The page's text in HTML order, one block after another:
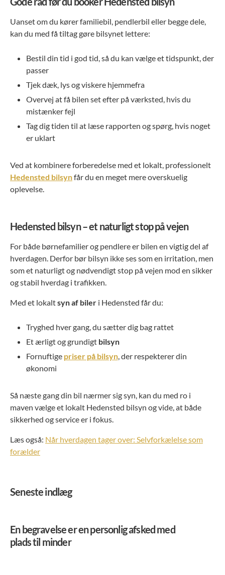
Uanset om du kører familiebil, pendlerbil eller begge dele,
kan du med få tiltag gøre bilsynet lettere:
Bestil din tid i god tid, så du kan vælge et tidspunkt, der
passer
Tjek dæk, lys og viskere hjemmefra
Overvej at få bilen set efter på værksted, hvis du
mistænker fejl
Tag dig tiden til at læse rapporten og spørg, hvis noget
er uklart
Ved at kombinere forberedelse med et lokalt, professionelt
Hedensted bilsynfår du en meget mere overskuelig
oplevelse.
Hedensted bilsyn – et naturligt stop på vejen
For både børnefamilier og pendlere er bilen en vigtig del af
hverdagen. Derfor bør bilsyn ikke ses som en irritation, men
som et naturligt og nødvendigt stop på vejen mod en sikker
og stabil hverdag i trafikken.
Med et lokaltsyn af biler i Hedensted får du:
Tryghed hver gang, du sætter dig bag rattet
Et ærligt og grundigt bilsyn
Fornuftige priser på bilsyn, der respekterer din
økonomi
Så næste gang din bil nærmer sig syn, kan du med ro i
maven vælge et lokalt Hedensted bilsyn og vide, at både
sikkerhed og service er i fokus.
Læs også: Når hverdagen tager over: Selvforkælelse som
forælder
Seneste indlæg
En begravelse er en personlig afsked med
plads til minder